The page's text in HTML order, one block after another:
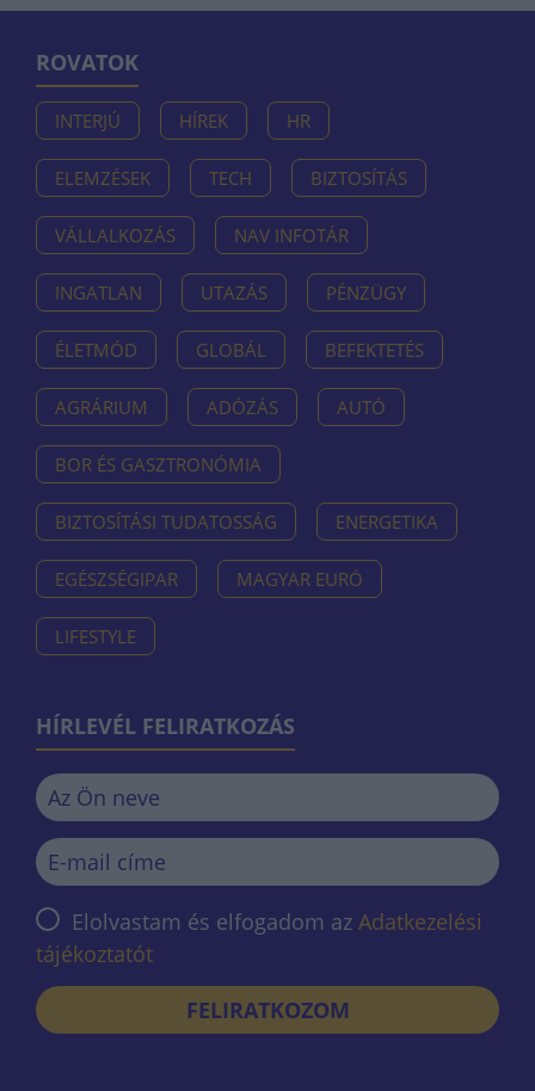
ROVATOK
INTERJÚ HÍREK HR
ELEMZÉSEK TECH BIZTOSÍTÁS
VÁLLALKOZÁS NAV INFOTÁR
INGATLAN UTAZÁS PÉNZÜGY
ÉLETMÓD GLOBÁL BEFEKTETÉS
AGRÁRIUM ADÓZÁS AUTÓ
BOR ÉS GASZTRONÓMIA
BIZTOSÍTÁSI TUDATOSSÁG ENERGETIKA
EGÉSZSÉGIPAR MAGYAR EURÓ
LIFESTYLE
HÍRLEVÉL FELIRATKOZÁS
Elolvastam és elfogadom az Adatkezelési
tájékoztatót
FELIRATKOZOM